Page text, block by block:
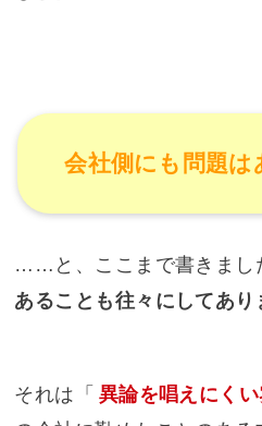
会社側にも問題
……と、ここまで書きまし
あることも往々にしてあり
それは「 異論を唱えにく